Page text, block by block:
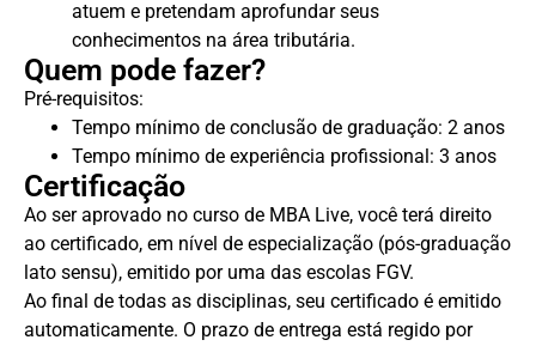
atuem e pretendam aprofundar seus
conhecimentos na área tributária.
Quem pode fazer?
Pré-requisitos:
Tempo mínimo de conclusão de graduação: 2 anos
Tempo mínimo de experiência profissional: 3 anos
Certificação
Ao ser aprovado no curso de MBA Live, você terá direito
ao certificado, em nível de especialização (pós-graduação
lato sensu), emitido por uma das escolas FGV.
Ao final de todas as disciplinas, seu certificado é emitido
automaticamente. O prazo de entrega está regido por